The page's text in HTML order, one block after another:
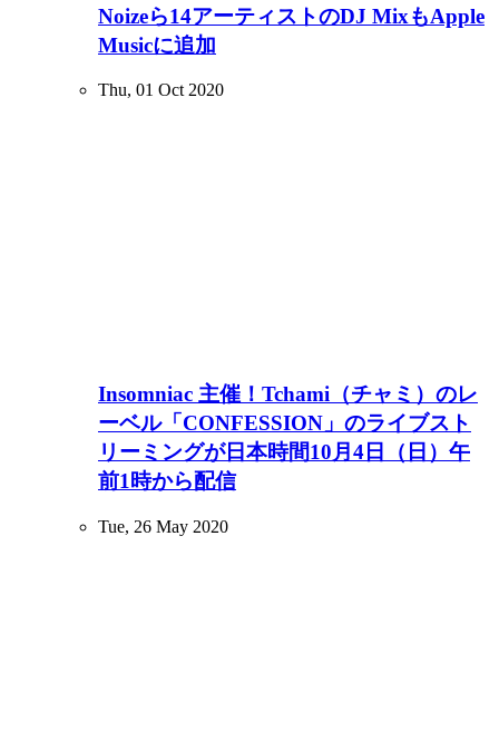
Noizeら14アーティストのDJ MixもApple
Musicに追加
Thu, 01 Oct 2020
Insomniac 主催！Tchami（チャミ）のレ
ーベル「CONFESSION」のライブスト
リーミングが日本時間10月4日（日）午
前1時から配信
Tue, 26 May 2020